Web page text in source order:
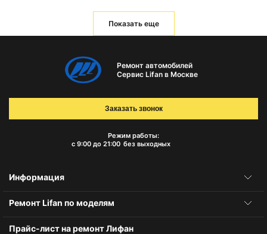
Показать еще
Ремонт автомобилей
Сервис Lifan в Москве
Режим работы:
с 9:00 до 21:00 без выходных
Заказать звонок
Информация
Ремонт Lifan по моделям
Прайс-лист на ремонт Лифан